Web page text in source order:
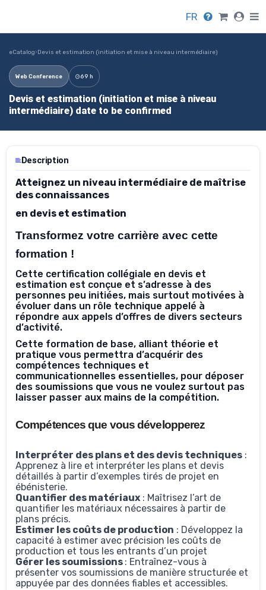
FR
eCatalog›Devis et estimation (initiation et mise à niveau intermédiaire)
Web Conference 69 h
Devis et estimation (initiation et mise à niveau
intermédiaire) date to be confirmed
Description
Atteignez un niveau intermédiaire de maîtrise
des connaissances
en devis et estimation
Transformez votre carrière avec cette
formation !
Cette certification collégiale en devis et
estimation est conçue et s’adresse à des
personnes peu initiées, mais surtout motivées à
évoluer dans un rôle technique appelé à
répondre aux appels d’offres de divers secteurs
d’activité.
Cette formation de base, alliant théorie et
pratique vous permettra d’acquérir des
compétences techniques et
communicationnelles essentielles, pour déposer
des soumissions que vous ne voulez surtout pas
laisser passer aux mains de la compétition.
Compétences que vous développerez
Interpréter des plans et des devis techniques :
Apprenez à lire et interpréter les plans et devis
détaillés à partir d’exemples tirés de projet en
ébénisterie.
Quantifier des matériaux : Maîtrisez l’art de
quantifier les matériaux nécessaires à partir de
plans précis.
Estimer les coûts de production : Développez la
capacité à estimer avec précision les coûts de
production et tous les entrants d’un projet
Gérer les soumissions : Entraînez-vous à
présenter vos soumissions de manière structurée et
appuyée par des données fiables et accessibles.